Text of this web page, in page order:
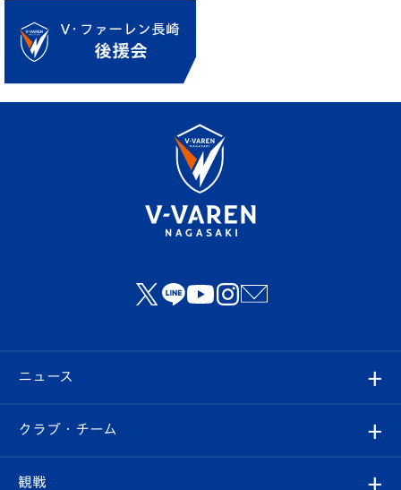
ニュース
すべて
クラブ・チーム
観戦